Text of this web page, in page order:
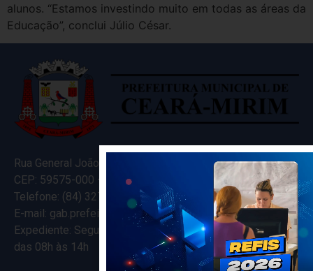
alunos. “Estamos investindo muito em todas as áreas da
Educação”, conclui Júlio César.
Rua General João Varela, 635
CEP: 59575-000 – Ceará-Mirim – RN
Telefone: (84) 3274-5916
E-mail: gab.prefeitocearamirim@gmail.com
Expediente: Segunda à Sexta
das 08h às 14h